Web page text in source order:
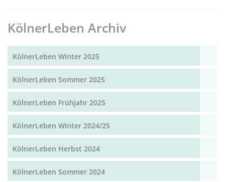
KölnerLeben Archiv
KölnerLeben Winter 2025
KölnerLeben Sommer 2025
KölnerLeben Frühjahr 2025
KölnerLeben Winter 2024/25
KölnerLeben Herbst 2024
KölnerLeben Sommer 2024